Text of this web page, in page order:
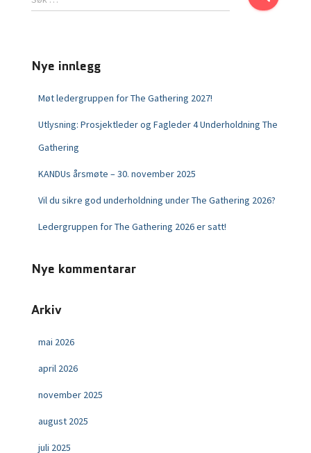
Nye innlegg
Møt ledergruppen for The Gathering 2027!
Utlysning: Prosjektleder og Fagleder 4 Underholdning The
Gathering
KANDUs årsmøte – 30. november 2025
Vil du sikre god underholdning under The Gathering 2026?
Ledergruppen for The Gathering 2026 er satt!
Nye kommentarar
Arkiv
mai 2026
april 2026
november 2025
august 2025
juli 2025